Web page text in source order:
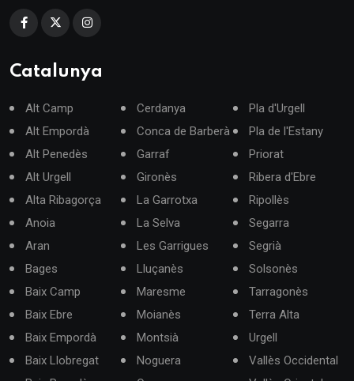
Catalunya
Alt Camp
Alt Empordà
Alt Penedès
Alt Urgell
Alta Ribagorça
Anoia
Aran
Bages
Baix Camp
Baix Ebre
Baix Empordà
Baix Llobregat
Cerdanya
Conca de Barberà
Garraf
Gironès
La Garrotxa
La Selva
Les Garrigues
Lluçanès
Maresme
Moianès
Montsià
Noguera
Pla d'Urgell
Pla de l'Estany
Priorat
Ribera d'Ebre
Ripollès
Segarra
Segrià
Solsonès
Tarragonès
Terra Alta
Urgell
Vallès Occidental